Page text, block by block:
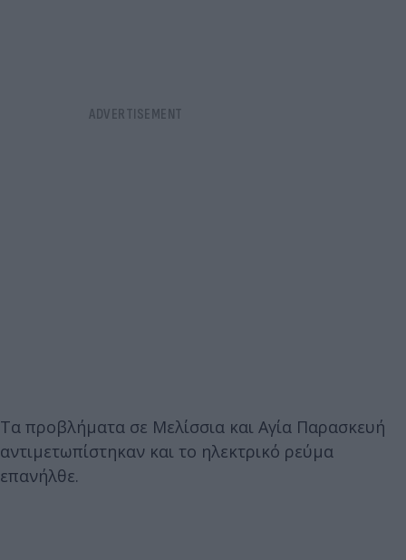
Τα προβλήματα σε Μελίσσια και Αγία Παρασκευή
αντιμετωπίστηκαν και το ηλεκτρικό ρεύμα
επανήλθε.